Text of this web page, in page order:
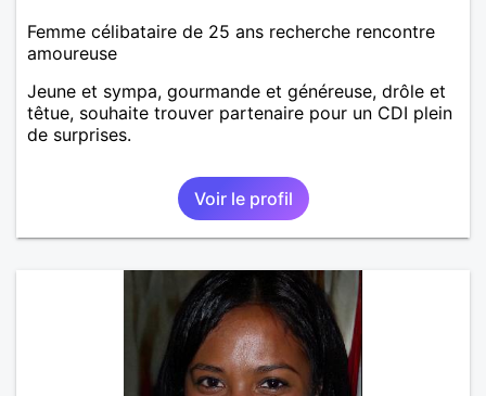
Femme célibataire de 25 ans recherche rencontre
amoureuse
Jeune et sympa, gourmande et généreuse, drôle et
têtue, souhaite trouver partenaire pour un CDI plein
de surprises.
Voir le profil